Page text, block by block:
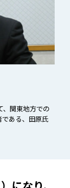
、関東地方での
ある、田原氏